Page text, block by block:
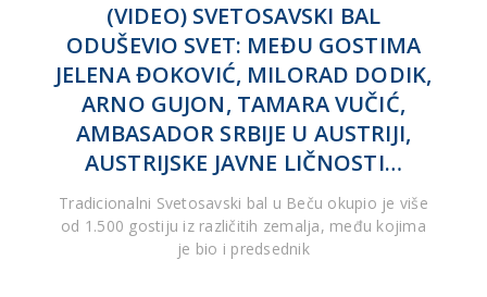
(VIDEO) SVETOSAVSKI BAL
ODUŠEVIO SVET: MEĐU GOSTIMA
JELENA ĐOKOVIĆ, MILORAD DODIK,
ARNO GUJON, TAMARA VUČIĆ,
AMBASADOR SRBIJE U AUSTRIJI,
AUSTRIJSKE JAVNE LIČNOSTI…
Tradicionalni Svetosavski bal u Beču okupio je više
od 1.500 gostiju iz različitih zemalja, među kojima
je bio i predsednik